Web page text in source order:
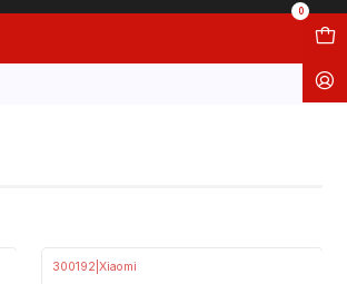
0
300192 Xiaomi